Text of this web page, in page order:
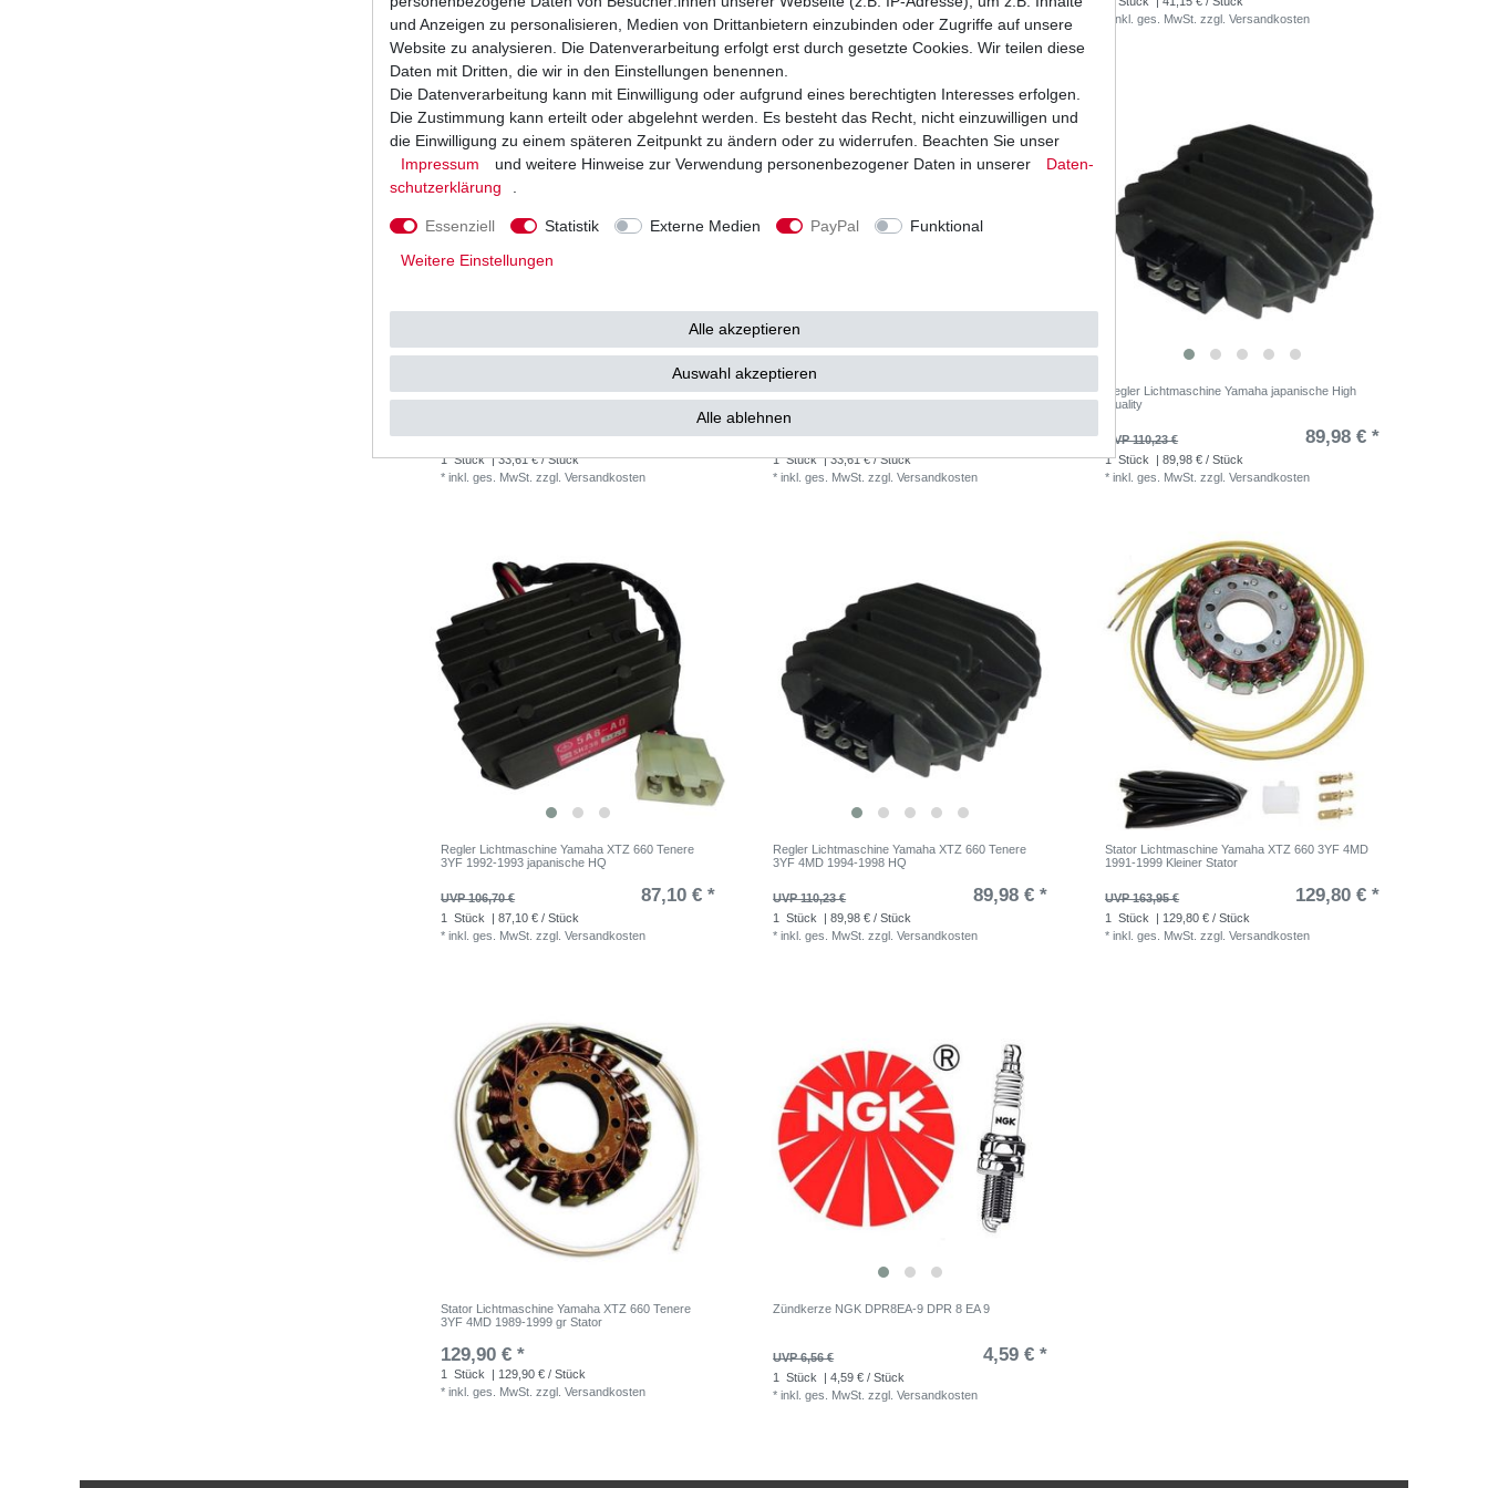
inkl. ges. MwSt. Versandkosten inkl. ges. MwSt. zzgl. Versandkosten inkl. ges. MwSt. zzgl.Versandkosten
Marken Batterie YTX9-BS wartungsfrei für Yamaha
UVP 36,76 € 33,61 € *
1 Stück | 33,61 € / Stück
*inkl. ges. MwSt. zzgl.Versandkosten
Marken Batterie YTX9-BS wartungsfrei Yamaha
XTZ 660 3YF 4MD 1991-1999
UVP 36,76 € 33,61 € *
1 Stück | 33,61 € / Stück
*inkl. ges. MwSt. zzgl.Versandkosten
Regler Lichtmaschine Yamaha japanische High
Quality
UVP 110,23 € 89,98 € *
1 Stück
| 89,98 € / Stück
*inkl. ges. MwSt. zzgl.Versandkosten
Regler Lichtmaschine Yamaha XTZ 660 Tenere
3YF 1992-1993 japanische HQ
UVP 106,70 € 87,10 € *
1 Stück
| 87,10 € / Stück
*inkl. ges. MwSt. zzgl.Versandkosten
Regler Lichtmaschine Yamaha XTZ 660 Tenere
3YF 4MD 1994-1998 HQ
UVP 110,23 € 89,98 € *
1 Stück
| 89,98 € / Stück
*inkl. ges. MwSt. zzgl.Versandkosten
Stator Lichtmaschine Yamaha XTZ 660 3YF 4MD
1991-1999 Kleiner Stator
UVP 163,95 € 129,80 € *
1 Stück
| 129,80 € / Stück
*inkl. ges. MwSt. zzgl.Versandkosten
Stator Lichtmaschine Yamaha XTZ 660 Tenere
3YF 4MD 1989-1999 gr Stator
129,90 € *
1 Stück
| 129,90 € / Stück
*inkl. ges. MwSt. zzgl.Versandkosten
Zündkerze NGK DPR8EA-9 DPR 8 EA 9
UVP 6,56 € 4,59 € *
1 Stück
| 4,59 € / Stück
*inkl. ges. MwSt. zzgl.Versandkosten
und Anzeigen zu personalisieren, Medien von Drittanbietern einzubinden oder Zugriffe auf unsere
Website zu analysieren. Die Datenverarbeitung erfolgt erst durch gesetzte Cookies. Wir teilen diese
Daten mit Dritten, die wir in den Einstellungen benennen.
Die Datenverarbeitung kann mit Einwilligung oder aufgrund eines berechtigten Interesses erfolgen.
Die Zustimmung kann erteilt oder abgelehnt werden. Es besteht das Recht, nicht einzuwilligen und
die Einwilligung zu einem späteren Zeitpunkt zu ändern oder zu widerrufen. Beachten Sie unser
Impressum
und weitere Hinweise zur Verwendung personenbezogener Daten in unserer
Daten­
schutz­erklärung
Essenziell Statistik Externe Medien PayPal
Funktional
Weitere Einstellungen
Alle akzeptieren
Auswahl akzeptieren
Alle ablehnen